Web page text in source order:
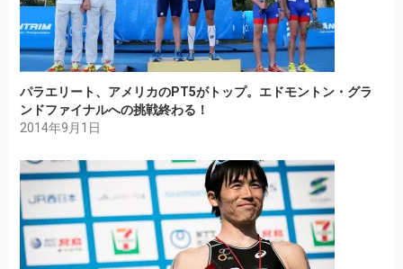
パラエリート、アメリカのPT5がトップ。エドモントン・グラ
ンドファイナルへの挑戦終わる！
2014年9月1日